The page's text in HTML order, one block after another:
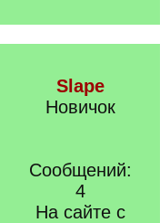
Slape
Новичок
Сообщений:
4
На сайте с